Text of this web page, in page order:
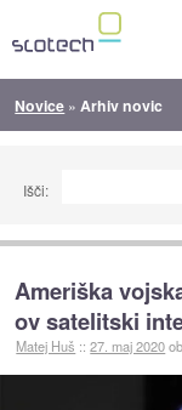
Novice » Arhiv novic
Išči:
Ameriška
ov satelitski
Matej Huš ::27. maj 2020